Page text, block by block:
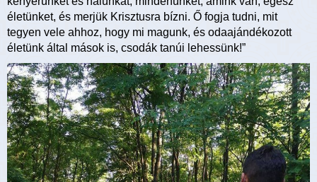
életünket, és merjük Krisztusra bízni. Ő fogja tudni, mit
tegyen vele ahhoz, hogy mi magunk, és odaajándékozott
életünk által mások is, csodák tanúi lehessünk!”